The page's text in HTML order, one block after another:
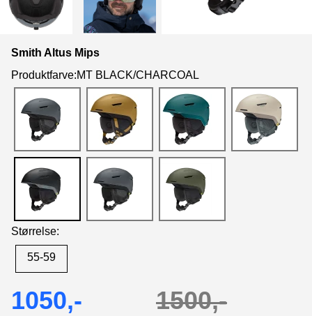
Smith Altus Mips
Produktfarve:MT BLACK/CHARCOAL
Størrelse:
55-59
1050,- 1500,-